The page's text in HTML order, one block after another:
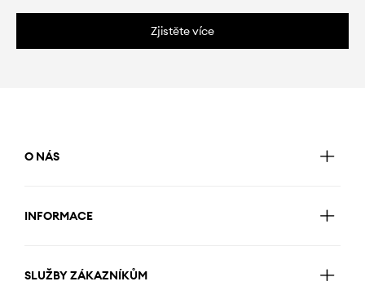
Zjistěte více
O NÁS
INFORMACE
SLUŽBY ZÁKAZNÍKŮM